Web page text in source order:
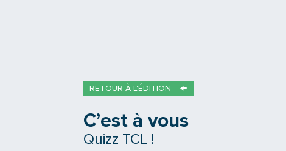
RETOUR À L'ÉDITION
C’est à vous
Quizz TCL !